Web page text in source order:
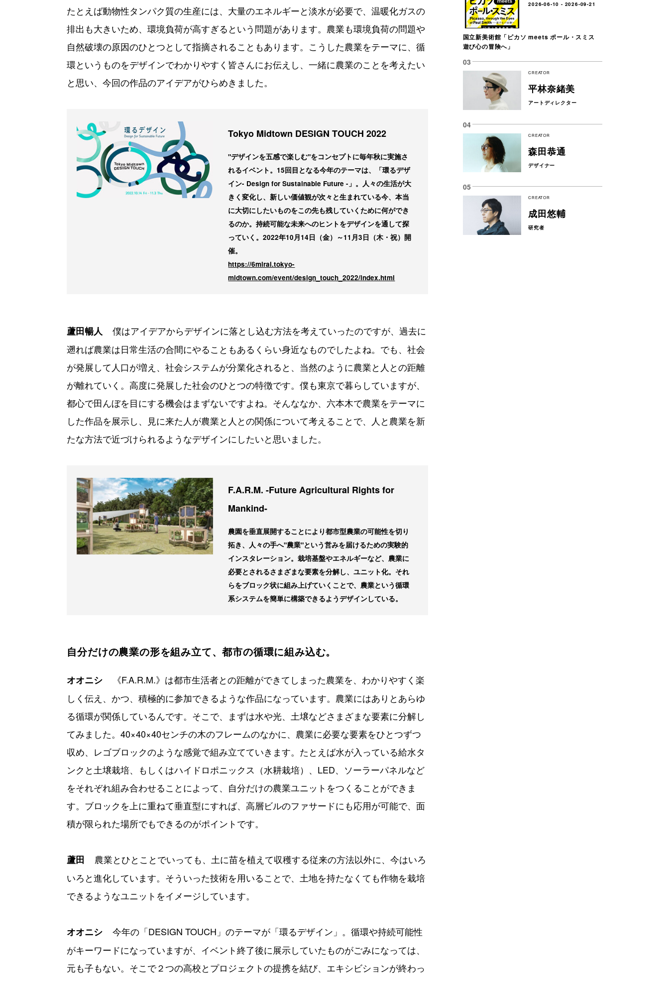
たとえば動物性タンパク質の生産には、大量のエネルギーと淡水が必要で、温暖化ガスの
排出も大きいため、環境負荷が高すぎるという問題があります。農業も環境負荷の問題や
自然破壊の原因のひとつとして指摘されることもあります。こうした農業をテーマに、循
環というものをデザインでわかりやすく皆さんにお伝えし、一緒に農業のことを考えたい
と思い、今回の作品のアイデアがひらめきました。
Tokyo Midtown DESIGN TOUCH 2022
"デザインを五感で楽しむ"をコンセプトに毎年秋に実施さ
れるイベント。15回目となる今年のテーマは、「環るデザ
イン- Design for Sustainable Future -」。人々の生活が大
きく変化し、新しい価値観が次々と生まれている今、本当
に大切にしたいものをこの先も残していくために何ができ
るのか。持続可能な未来へのヒントをデザインを通して探
っていく。2022年10月14日（金）～11月3日（木・祝）開
催。
https://6mirai.tokyo-
midtown.com/event/design_touch_2022/index.html
蘆田暢人
僕はアイデアからデザインに落とし込む方法を考えていったのですが、過去に
遡れば農業は日常生活の合間にやることもあるくらい身近なものでしたよね。でも、社会
が発展して人口が増え、社会システムが分業化されると、当然のように農業と人との距離
が離れていく。高度に発展した社会のひとつの特徴です。僕も東京で暮らしていますが、
都心で田んぼを目にする機会はまずないですよね。そんななか、六本木で農業をテーマに
した作品を展示し、見に来た人が農業と人との関係について考えることで、人と農業を新
たな方法で近づけられるようなデザインにしたいと思いました。
F.A.R.M. -Future Agricultural Rights for
Mankind-
農園を垂直展開することにより都市型農業の可能性を切り
拓き、人々の手へ"農業"という営みを届けるための実験的
インスタレーション。栽培基盤やエネルギーなど、農業に
必要とされるさまざまな要素を分解し、ユニット化。それ
らをブロック状に組み上げていくことで、農業という循環
系システムを簡単に構築できるようデザインしている。
自分だけの農業の形を組み立て、都市の循環に組み込む。
オオニシ
《F.A.R.M.》は都市生活者との距離ができてしまった農業を、わかりやすく楽
しく伝え、かつ、積極的に参加できるような作品になっています。農業にはありとあらゆ
る循環が関係しているんです。そこで、まずは水や光、土壌などさまざまな要素に分解し
てみました。40×40×40センチの木のフレームのなかに、農業に必要な要素をひとつずつ
収め、レゴブロックのような感覚で組み立てていきます。たとえば水が入っている給水タ
ンクと土壌栽培、もしくはハイドロポニックス（水耕栽培）、LED、ソーラーパネルなど
をそれぞれ組み合わせることによって、自分だけの農業ユニットをつくることができま
す。ブロックを上に重ねて垂直型にすれば、高層ビルのファサードにも応用が可能で、面
積が限られた場所でもできるのがポイントです。
蘆田
農業とひとことでいっても、土に苗を植えて収穫する従来の方法以外に、今はいろ
いろと進化しています。そういった技術を用いることで、土地を持たなくても作物を栽培
できるようなユニットをイメージしています。
オオニシ
今年の「DESIGN TOUCH」のテーマが「環るデザイン」。循環や持続可能性
がキーワードになっていますが、イベント終了後に展示していたものがごみになっては、
元も子もない。そこで２つの高校とプロジェクトの提携を結び、エキシビションが終わっ
2026-06-10 - 2026-09-21
国立新美術館「ピカソ meets ポール・スミス
遊び心の冒険へ」
CREATOR
平林奈緒美
アートディレクター
CREATOR
森田恭通
デザイナー
CREATOR
成田悠輔
研究者